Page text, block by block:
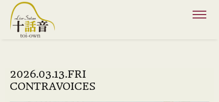
2026.03.13.FRI
CONTRAVOICES